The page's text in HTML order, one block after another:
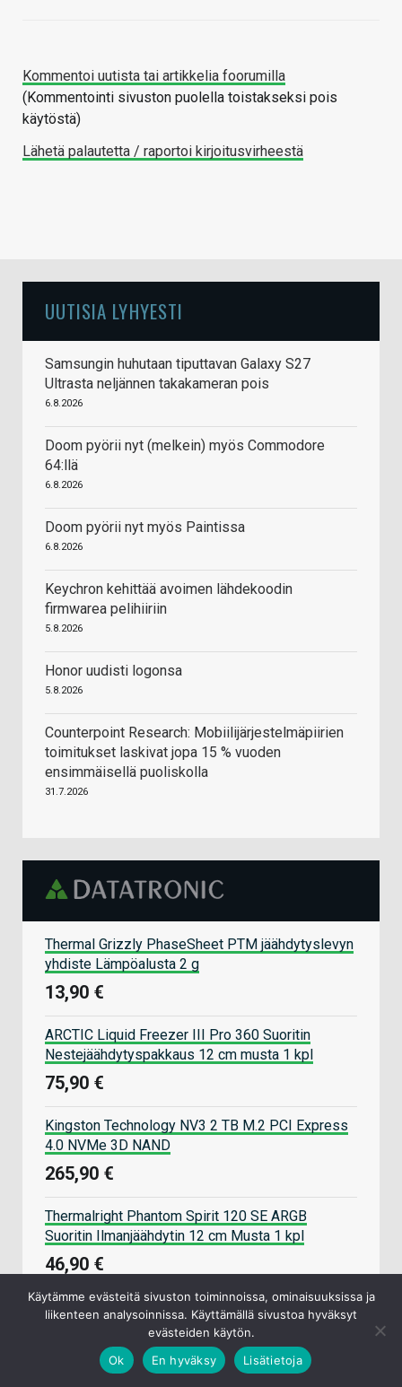
Kommentoi uutista tai artikkelia foorumilla
(Kommentointi sivuston puolella toistakseksi pois
käytöstä)
Lähetä palautetta / raportoi kirjoitusvirheestä
UUTISIA LYHYESTI
Samsungin huhutaan tiputtavan Galaxy S27
Ultrasta neljännen takakameran pois
6.8.2026
Doom pyörii nyt (melkein) myös Commodore
64:llä
6.8.2026
Doom pyörii nyt myös Paintissa
6.8.2026
Keychron kehittää avoimen lähdekoodin
firmwarea pelihiiriin
5.8.2026
Honor uudisti logonsa
5.8.2026
Counterpoint Research: Mobiilijärjestelmäpiirien
toimitukset laskivat jopa 15 % vuoden
ensimmäisellä puoliskolla
31.7.2026
Thermal Grizzly PhaseSheet PTM jäähdytyslevyn
yhdiste Lämpöalusta 2 g
13,90 €
ARCTIC Liquid Freezer III Pro 360 Suoritin
Nestejäähdytyspakkaus 12 cm musta 1 kpl
75,90 €
Kingston Technology NV3 2 TB M.2 PCI Express
4.0 NVMe 3D NAND
265,90 €
Thermalright Phantom Spirit 120 SE ARGB
Suoritin Ilmanjäähdytin 12 cm Musta 1 kpl
46,90 €
ASUS Prime 850W Gold ATX 3.1 -ATX-virtalähde,
109,90 €
Käytämme evästeitä sivuston toiminnoissa, ominaisuuksissa ja
liikenteen analysoinnissa. Käyttämällä sivustoa hyväksyt
evästeiden käytön.
Ok
En hyväksy Lisätietoja